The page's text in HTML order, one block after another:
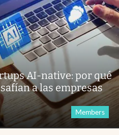
AI-native: por qué
a las empresas
Members